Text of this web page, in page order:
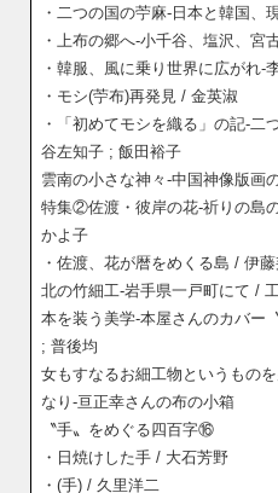
・二つの国の苧麻-日本と韓国、
・上布の郷へ-小千谷、塩沢、宮
・韓服、風に乗り世界に広がれ-
・モシ(苧布)再発見 / 金英淑
・「初めてモシを織る」の記-二
谷左知子 ; 飯田裕子
雲南の小さな神々-中国神像版画
特集②佐渡・彼岸の花-祈りの島
かよ子
・佐渡、花が暦をめくる島 / 伊藤
北の竹細工-岩手県一戸町にて /
本を装う美学-本屋さんのカバー
; 普後均
女もすなるお細工物というもの
なり-亘正幸さんの布の小箱
〝手〟をめぐる四百字⑯
・日焼けした手 / 大石芳野
・(手) / 久里洋二